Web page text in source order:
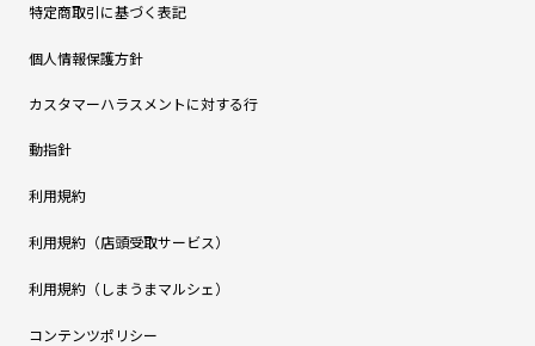
特定商取引に基づく表記
個人情報保護方針
カスタマーハラスメントに対する行
動指針
利用規約
利用規約（店頭受取サービス）
利用規約（しまうまマルシェ）
コンテンツポリシー